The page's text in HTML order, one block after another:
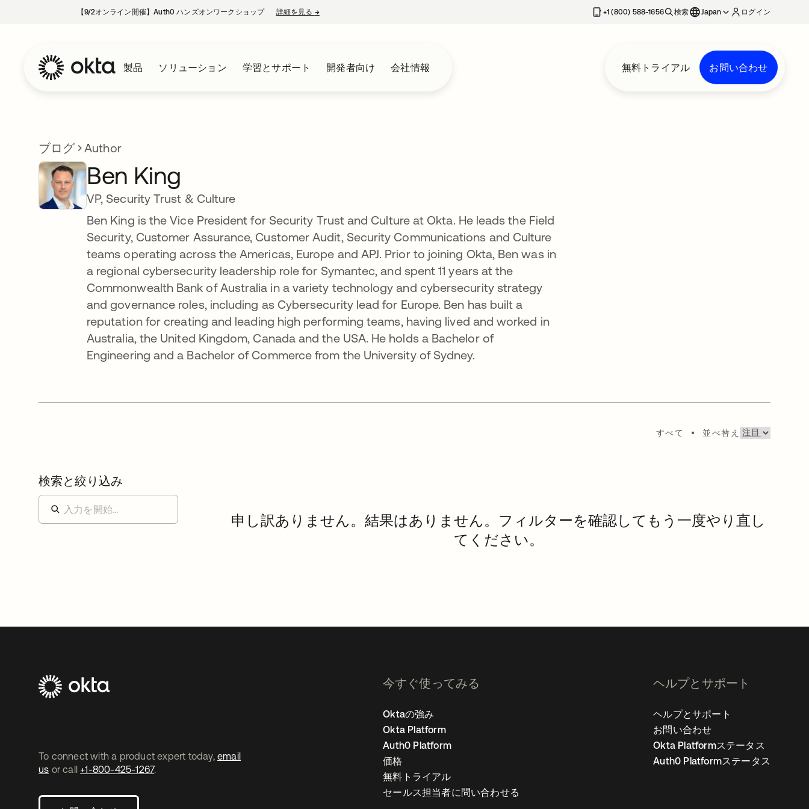
【9/2オンライン開催】Auth0 ハンズオンワークショップ 詳細を見る →新しいタブで開く +1 (800) 588-1656 検索 Japan ログイン
製品 ソリューション 学習とサポート 開発者向け 会社情報 無料トライアル お問い合わせ
ブログ Author
Ben King
VP, Security Trust & Culture
Ben King is the Vice President for Security Trust and Culture at Okta. He leads the Field
Security, Customer Assurance, Customer Audit, Security Communications and Culture
teams operating across the Americas, Europe and APJ. Prior to joining Okta, Ben was in
a regional cybersecurity leadership role for Symantec, and spent 11 years at the
Commonwealth Bank of Australia in a variety technology and cybersecurity strategy
and governance roles, including as Cybersecurity lead for Europe. Ben has built a
reputation for creating and leading high performing teams, having lived and worked in
Australia, the United Kingdom, Canada and the USA. He holds a Bachelor of
Engineering and a Bachelor of Commerce from the University of Sydney.
すべて • 並べ替え
検索と絞り込み
申し訳ありません。結果はありません。フィルターを確認してもう一度やり直し
てください。
To connect with a product expert today, email
us or call +1-800-425-1267.
今すぐ使ってみる
Oktaの強み
Okta Platform
Auth0 Platform
価格
無料トライアル
セールス担当者に問い合わせる
ヘルプとサポート
ヘルプとサポート
お問い合わせ
Okta Platformステータス
Auth0 Platformステータス